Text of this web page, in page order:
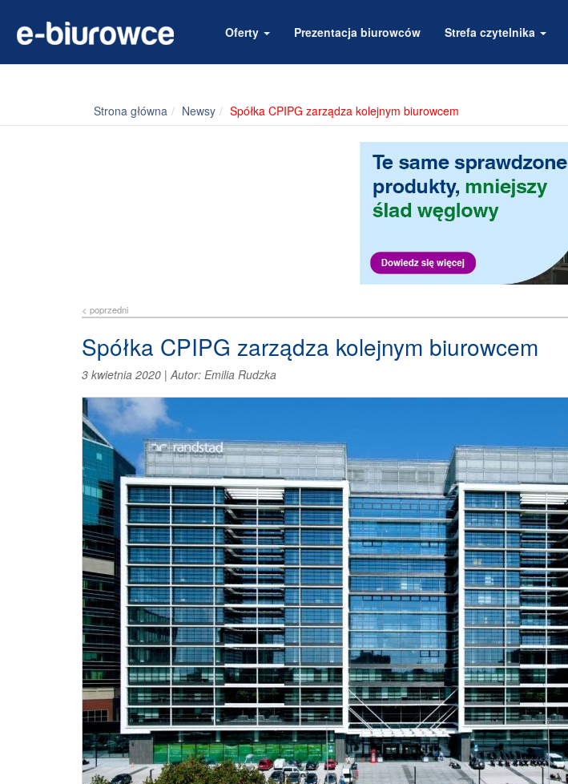
Oferty Prezentacja biurowców Strefa czytelnika
Strona główna Newsy Spółka CPIPG zarządza kolejnym biurowcem
< poprzedni
Spółka CPIPG zarządza kolejnym biurowcem
3 kwietnia 2020 |Autor: Emilia Rudzka